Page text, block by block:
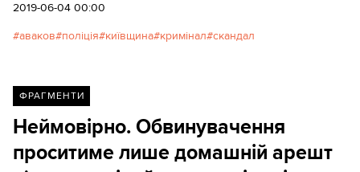
2019-06-04 00:00
аваков поліція київщина кримінал скандал
ФРАГМЕНТИ
Неймовірно. Обвинувачення
проситиме лише домашній арешт